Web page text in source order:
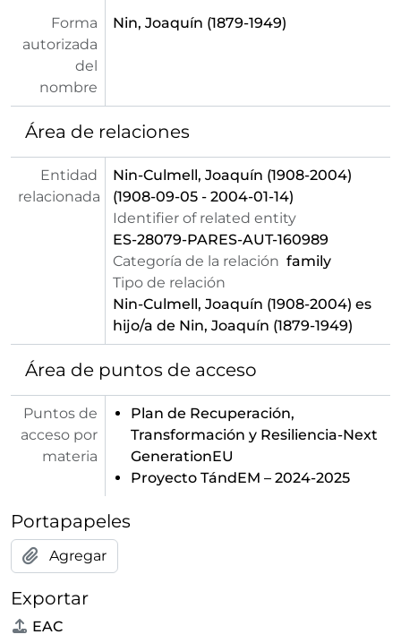
Forma
autorizada
del
nombre
Nin, Joaquín (1879-1949)
Área de relaciones
Entidad
relacionada
Nin-Culmell, Joaquín (1908-2004)
(1908-09-05 - 2004-01-14)
Identifier of related entity
ES-28079-PARES-AUT-160989
Categoría de la relación family
Tipo de relación
Nin-Culmell, Joaquín (1908-2004) es
hijo/a de Nin, Joaquín (1879-1949)
Área de puntos de acceso
Puntos de
acceso por
materia
Plan de Recuperación,
Transformación y Resiliencia-Next
GenerationEU
Proyecto TándEM – 2024-2025
Portapapeles
Agregar
Exportar
EAC